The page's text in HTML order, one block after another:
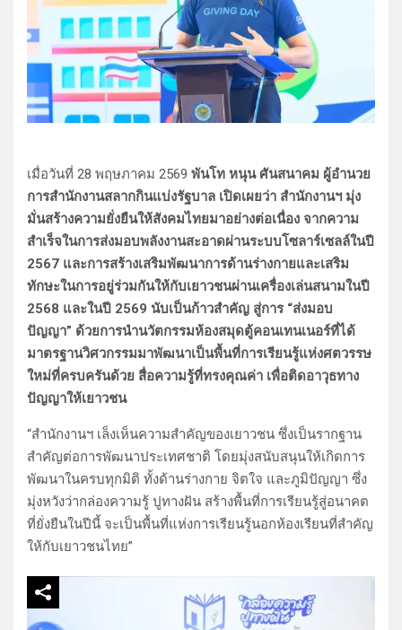
เมื่อวันที่ 28 พฤษภาคม 2569 พันโท หนุน ศันสนาคม ผู้อำนวย
การสำนักงานสลากกินแบ่งรัฐบาล เปิดเผยว่า สำนักงานฯ มุ่ง
มั่นสร้างความยั่งยืนให้สังคมไทยมาอย่างต่อเนื่อง จากความ
สำเร็จในการส่งมอบพลังงานสะอาดผ่านระบบโซลาร์เซลล์ในปี
2567 และการสร้างเสริมพัฒนาการด้านร่างกายและเสริม
ทักษะในการอยู่ร่วมกันให้กับเยาวชนผ่านเครื่องเล่นสนามในปี
2568 และในปี 2569 นับเป็นก้าวสำคัญ สู่การ “ส่งมอบ
ปัญญา” ด้วยการนำนวัตกรรมห้องสมุดตู้คอนเทนเนอร์ที่ได้
มาตรฐานวิศวกรรมมาพัฒนาเป็นพื้นที่การเรียนรู้แห่งศตวรรษ
ใหม่ที่ครบครันด้วย สื่อความรู้ที่ทรงคุณค่า เพื่อติดอาวุธทาง
ปัญญาให้เยาวชน
“สำนักงานฯ เล็งเห็นความสำคัญของเยาวชน ซึ่งเป็นรากฐาน
สำคัญต่อการพัฒนาประเทศชาติ โดยมุ่งสนับสนุนให้เกิดการ
พัฒนาในครบทุกมิติ ทั้งด้านร่างกาย จิตใจ และภูมิปัญญา ซึ่ง
มุ่งหวังว่ากล่องความรู้ ปูทางฝัน สร้างพื้นที่การเรียนรู้สู่อนาคต
ที่ยั่งยืนในปีนี้ จะเป็นพื้นที่แห่งการเรียนรู้นอกห้องเรียนที่สำคัญ
ให้กับเยาวชนไทย”